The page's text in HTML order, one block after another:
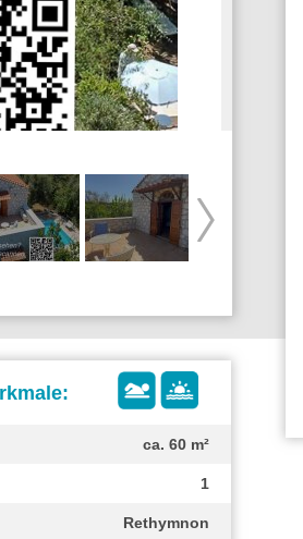
ca. 60 m²
1
Rethymnon